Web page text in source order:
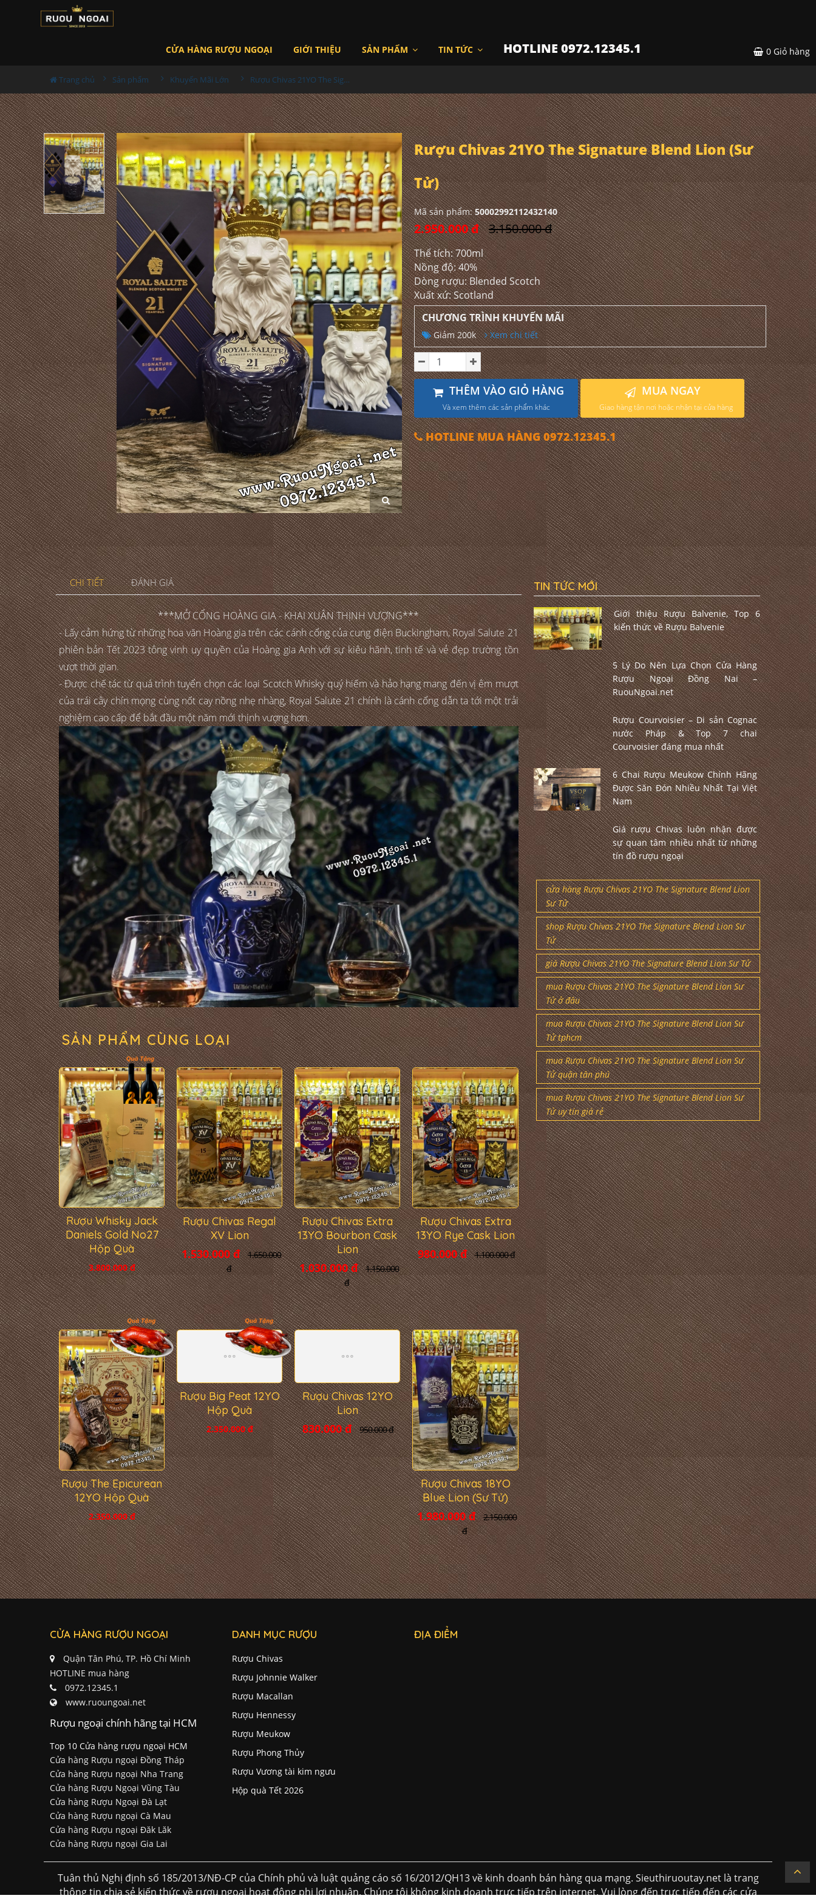
CỬA HÀNG RƯỢU NGOẠI GIỚI THIỆU SẢN PHẨM TIN TỨC HOTLINE 0972.12345.1 0 Giỏ hàng
Trang chủ Sản phẩm Khuyến Mãi Lớn Rượu Chivas 21YO The Signature Blend Lion (Sư Tử)
Rượu Chivas 21YO The Signature Blend Lion (Sư
Tử)
Mã sản phẩm:50002992112432140
2.950.000 đ 3.150.000 đ
Thể tích: 700ml
Nồng độ: 40%
Dòng rượu: Blended Scotch
Xuất xứ: Scotland
CHƯƠNG TRÌNH KHUYẾN MÃI
Giảm 200k Xem chi tiết
THÊM VÀO GIỎ HÀNG
Và xem thêm các sản phẩm khác
MUA NGAY
Giao hàng tận nơi hoặc nhận tại cửa hàng
HOTLINE MUA HÀNG 0972.12345.1
CHI TIẾT ĐÁNH GIÁ
***MỞ CỔNG HOÀNG GIA - KHAI XUÂN THỊNH VƯỢNG***
- Lấy cảm hứng từ những hoa văn Hoàng gia trên các cánh cổng của cung điện Buckingham, Royal Salute 21
phiên bản Tết 2023 tông vinh uy quyền của Hoàng gia Anh với sự kiêu hãnh, tinh tế và vẻ đẹp trường tồn
vượt thời gian.
- Được chế tác từ quá trình tuyển chọn các loại Scotch Whisky quý hiếm và hảo hạng mang đến vị êm mượt
của trái cây chín mọng cùng nốt cay nồng nhẹ nhàng, Royal Salute 21 chính là cánh cổng dẫn ta tới một trải
nghiệm cao cấp để bắt đầu một năm mới thịnh vượng hơn.
SẢN PHẨM CÙNG LOẠI
Rượu Whisky Jack
Daniels Gold No27
Hộp Quà
3.800.000 đ
Rượu Chivas Regal
XV Lion
1.530.000 đ
1.650.000
đ
Rượu Chivas Extra
13YO Bourbon Cask
Lion
1.030.000 đ
1.150.000
đ
Rượu Chivas Extra
13YO Rye Cask Lion
980.000 đ 1.100.000 đ
Rượu The Epicurean
12YO Hộp Quà
2.350.000 đ
Rượu Big Peat 12YO
Hộp Quà
2.350.000 đ
Rượu Chivas 12YO
Lion
830.000 đ 950.000 đ
Rượu Chivas 18YO
Blue Lion (Sư Tử)
1.980.000 đ
2.150.000
đ
TIN TỨC MỚI
Giới thiệu Rượu Balvenie, Top 6
kiến thức về Rượu Balvenie
5 Lý Do Nên Lựa Chọn Cửa Hàng
Rượu Ngoại Đồng Nai –
RuouNgoai.net
Rượu Courvoisier – Di sản Cognac
nước Pháp & Top 7 chai
Courvoisier đáng mua nhất
6 Chai Rượu Meukow Chính Hãng
Được Săn Đón Nhiều Nhất Tại Việt
Nam
Giá rượu Chivas luôn nhận được
sự quan tâm nhiều nhất từ những
tín đồ rượu ngoại
cửa hàng Rượu Chivas 21YO The Signature Blend Lion
Sư Tử
shop Rượu Chivas 21YO The Signature Blend Lion Sư
Tử
giá Rượu Chivas 21YO The Signature Blend Lion Sư Tử
mua Rượu Chivas 21YO The Signature Blend Lion Sư
Tử ở đâu
mua Rượu Chivas 21YO The Signature Blend Lion Sư
Tử tphcm
mua Rượu Chivas 21YO The Signature Blend Lion Sư
Tử quận tân phú
mua Rượu Chivas 21YO The Signature Blend Lion Sư
Tử uy tín giá rẻ
CỬA HÀNG RƯỢU NGOẠI
Quận Tân Phú, TP. Hồ Chí Minh
HOTLINE mua hàng
0972.12345.1
www.ruoungoai.net
Rượu ngoại chính hãng tại HCM
Top 10 Cửa hàng rượu ngoại HCM
Cửa hàng Rượu ngoại Đồng Tháp
Cửa hàng Rượu ngoại Nha Trang
Cửa hàng Rượu Ngoại Vũng Tàu
Cửa hàng Rượu Ngoại Đà Lạt
Cửa hàng Rượu ngoại Cà Mau
Cửa hàng Rượu ngoại Đăk Lăk
Cửa hàng Rượu ngoại Gia Lai
DANH MỤC RƯỢU
Rượu Chivas
Rượu Johnnie Walker
Rượu Macallan
Rượu Hennessy
Rượu Meukow
Rượu Phong Thủy
Rượu Vương tài kim ngưu
Hộp quà Tết 2026
ĐỊA ĐIỂM
Tuân thủ Nghị định số 185/2013/NĐ-CP của Chính phủ và luật quảng cáo số 16/2012/QH13 về kinh doanh bán hàng qua mạng. Sieuthiruoutay.net là trang
thông tin chia sẻ kiến thức về rượu ngoại hoạt động phi lơi nhuận. Chúng tôi không kinh doanh trực tiếp trên internet. Vui lòng đến trực tiếp đến các cửa